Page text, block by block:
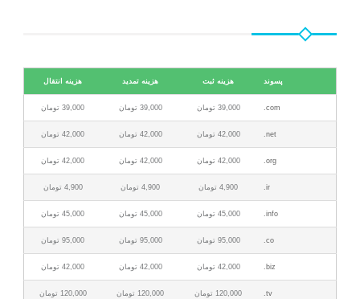
پسوند هزينه ثبت هزينه تمدید هزينه انتقال
com. 39,000 تومان 39,000 تومان 39,000 تومان
net. 42,000 تومان 42,000 تومان 42,000 تومان
org. 42,000 تومان 42,000 تومان 42,000 تومان
ir. 4,900 تومان 4,900 تومان 4,900 تومان
info. 45,000 تومان 45,000 تومان 45,000 تومان
co. 95,000 تومان 95,000 تومان 95,000 تومان
biz. 42,000 تومان 42,000 تومان 42,000 تومان
tv. 120,000 تومان 120,000 تومان 120,000 تومان